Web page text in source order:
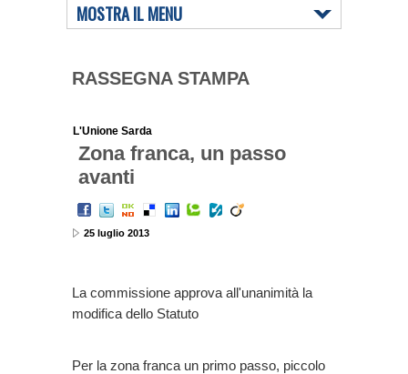
MOSTRA IL MENU
RASSEGNA STAMPA
L'Unione Sarda
Zona franca, un passo
avanti
25 luglio 2013
La commissione approva all'unanimità la
modifica dello Statuto
Per la zona franca un primo passo, piccolo